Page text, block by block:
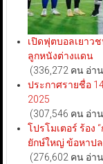
เปิดฟุตบอลเยาว
ลูกหนังต่างแดน
(336,272 คน อ่า
ประกาศรายชื่อ
2025
(307,546 คน อ่า
โปรโมเตอร์ ร้อง
ยักษ์ใหญ่ ข้อหาปล
(276,602 คน อ่า